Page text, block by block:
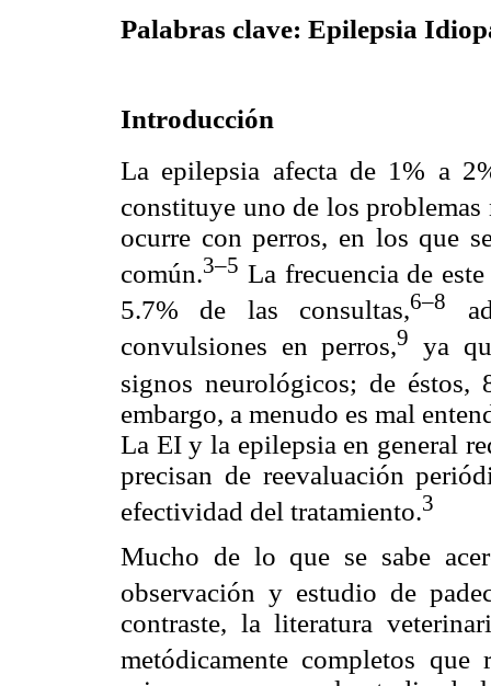
Palabras clave: Epilepsia
Introducción
La epilepsia afecta de 1% a
constituye uno de los
ocurre con perros, en los que
común.3–5 La frecuencia de
5.7% de las consultas,6–8
convulsiones en perros,9
ya
signos neurológicos; de
embargo, a menudo es mal
La EI y la epilepsia en general
precisan de reevaluación
efectividad del tratamiento.3
Mucho de lo que se sabe
observación y estudio de
contraste, la literatura
metódicamente completos que